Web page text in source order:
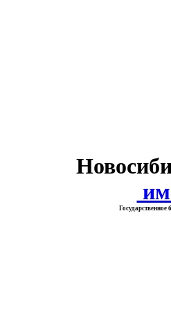
Государственное